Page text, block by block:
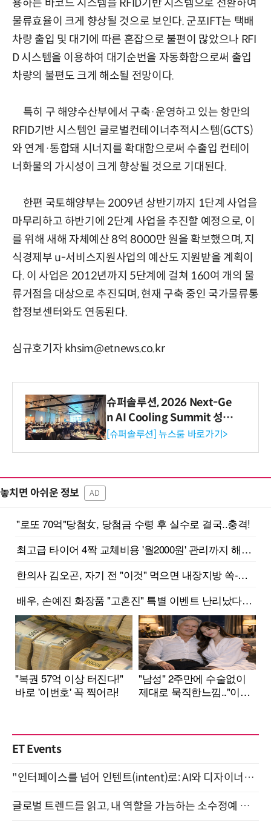
용하는 바코드 시스템을 RFID기반 시스템으로 전환하여
물류효율이 크게 향상될 것으로 보인다. 군포IFT는 택배
차량 출입 및 대기에 따른 혼잡으로 불편이 많았으나 RFI
D 시스템을 이용하여 대기순번을 자동화함으로써 출입
차량의 불편도 크게 해소될 전망이다.
특히 구 해양수산부에서 구축·운영하고 있는 항만의
RFID기반 시스템인 글로벌컨테이너추적시스템(GCTS)
와 연계·통합돼 시너지를 확대함으로써 수출입 컨테이
너화물의 가시성이 크게 향상될 것으로 기대된다.
한편 국토해양부는 2009년 상반기까지 1단계 사업을
마무리하고 하반기에 2단계 사업을 추진할 예정으로, 이
를 위해 새해 자체예산 8억 8000만 원을 확보했으며, 지
식경제부 u-서비스지원사업의 예산도 지원받을 계획이
다. 이 사업은 2012년까지 5단계에 걸쳐 160여 개의 물
류거점을 대상으로 추진되며, 현재 구축 중인 국가물류통
합정보센터와도 연동된다.
심규호기자 khsim@etnews.co.kr
슈퍼솔루션, 2026 Next-Ge
n AI Cooling Summit 성황
리 성료
[슈퍼솔루션] 뉴스룸 바로가기>
놓치면 아쉬운 정보 AD
ET Events
"인터페이스를 넘어 인텐트(intent)로: AI와 디자이너가 함께 만드는 공존의 UX" 강남역 (9/2)
글로벌 트렌드를 읽고, 내 역할을 가늠하는 소수정예 실습 워크숍 (8/28)